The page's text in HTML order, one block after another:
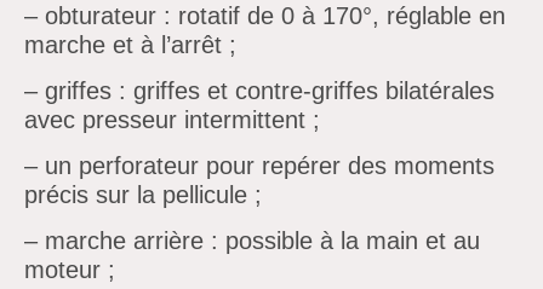
– obturateur : rotatif de 0 à 170°, réglable en
marche et à l’arrêt ;
– griffes : griffes et contre-griffes bilatérales
avec presseur intermittent ;
– un perforateur pour repérer des moments
précis sur la pellicule ;
– marche arrière : possible à la main et au
moteur ;